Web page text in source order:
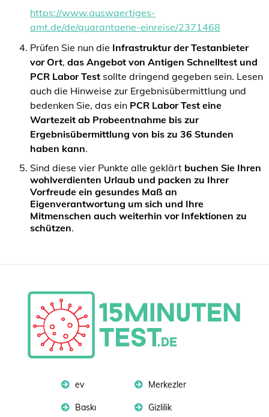
https://www.auswaertiges-
amt.de/de/quarantaene-einreise/2371468
Prüfen Sie nun die Infrastruktur der Testanbieter
vor Ort, das Angebot von Antigen Schnelltest und
PCR Labor Test sollte dringend gegeben sein. Lesen
auch die Hinweise zur Ergebnisübermittlung und
bedenken Sie, das ein PCR Labor Test eine
Wartezeit ab Probeentnahme bis zur
Ergebnisübermittlung von bis zu 36 Stunden
haben kann.
Sind diese vier Punkte alle geklärt buchen Sie Ihren
wohlverdienten Urlaub und packen zu Ihrer
Vorfreude ein gesundes Maß an
Eigenverantwortung um sich und Ihre
Mitmenschen auch weiterhin vor Infektionen zu
schützen.
ev Merkezler
Baskı Gizlilik